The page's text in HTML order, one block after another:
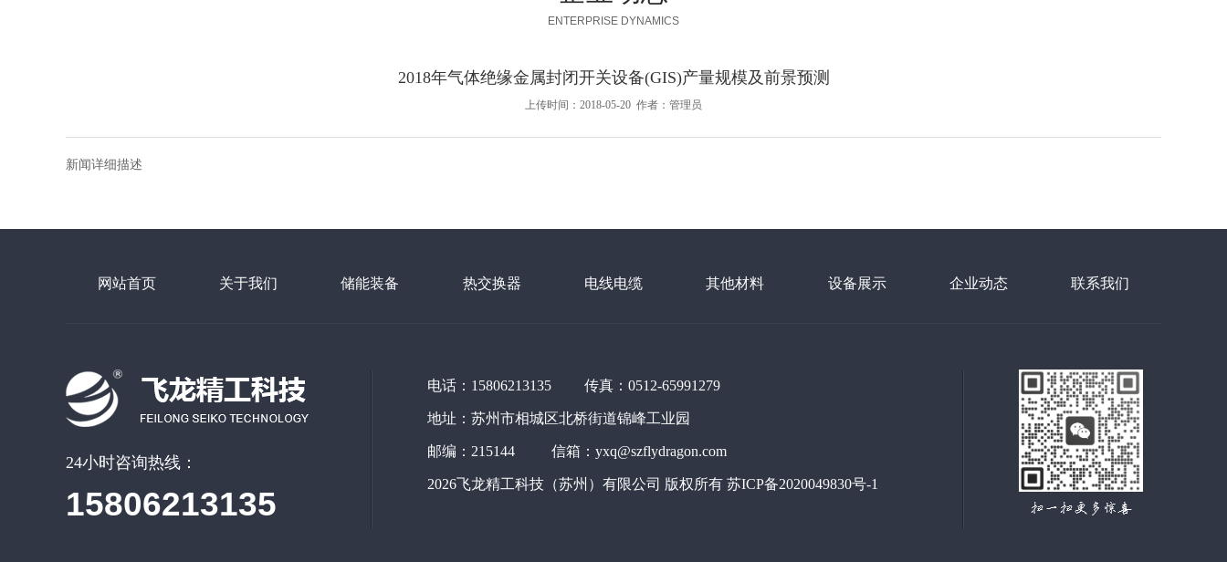
ENTERPRISE DYNAMICS
2018年气体绝缘金属封闭开关设备(GIS)产量规模及前景预测
上传时间：2018-05-20 作者：管理员
新闻详细描述
网站首页 关于我们 储能装备 热交换器 电线电缆 其他材料 设备展示 企业动态 联系我们
24小时咨询热线：
15806213135
电话：15806213135 传真：0512-65991279
地址：苏州市相城区北桥街道锦峰工业园
邮编：215144 信箱：yxq@szflydragon.com
2026飞龙精工科技（苏州）有限公司 版权所有 苏ICP备2020049830号-1